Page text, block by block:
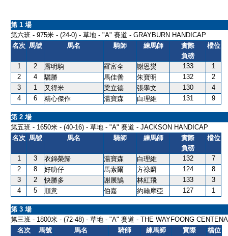
第 1 場
第六班 - 975米 - (24-0) - 草地 - "A" 賽道 - GRAYBURN HANDICAP
名次 馬號 馬名 騎師 練馬師
實際
負磅
檔位
1 2 露明駒 羅富全 謝恩爕 133
1
2
4 驪勝 馬佳善 朱寶明 132
2
3
1 又得米 梁立德 張學文 130
4
4
6 精心傑作 湯寶森 白理維 131 9
第 2 場
第五班 - 1650米 - (40-16) - 草地 - "A" 賽道 - JACKSON HANDICAP
名次 馬號 馬名 騎師 練馬師
實際
負磅
檔位
1 3 衣錦榮歸 湯寶森 白理維 132
7
2
8 好叻仔 馬素爾 方祿麟 124
8
3
2 快勝多 謝展鵠 林紅飛 133
3
4
5 順意 伯嘉 約翰摩亞 127 1
第 3 場
第三班 - 1800米 - (72-48) - 草地 - "A" 賽道 - THE WAYFOONG
名次
馬號 馬名 騎師 練馬師
實際
檔位